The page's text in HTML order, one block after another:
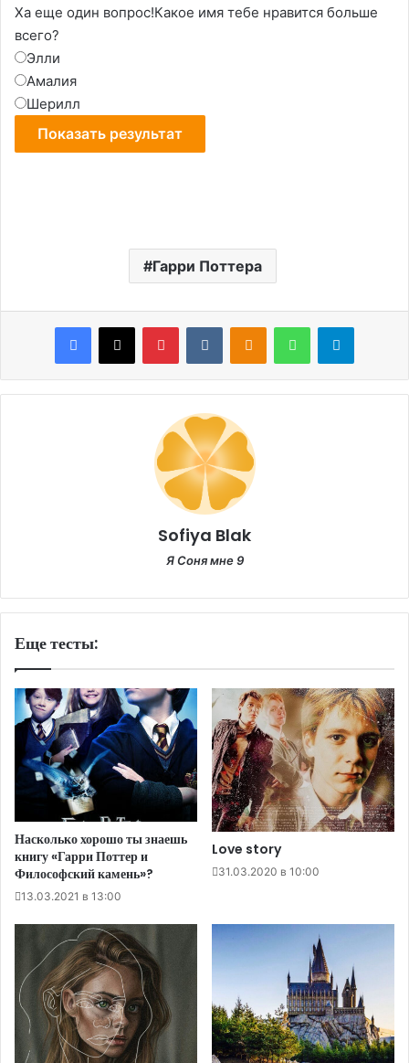
Ха еще один вопрос!Какое имя тебе нравится больше
всего?
Элли
Амалия
Шерилл
Гарри Поттера
Sofiya Blak
Я Соня мне 9
Еще тесты:
Насколько хорошо ты знаешь
книгу «Гарри Поттер и
Философский камень»?
13.03.2021 в 13:00
Love story
31.03.2020 в 10:00